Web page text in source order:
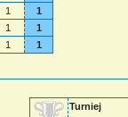
1
1
1
1
1 1
Turniej